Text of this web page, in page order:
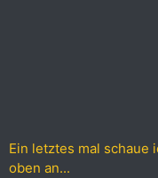
Ein letztes mal schaue
oben an...